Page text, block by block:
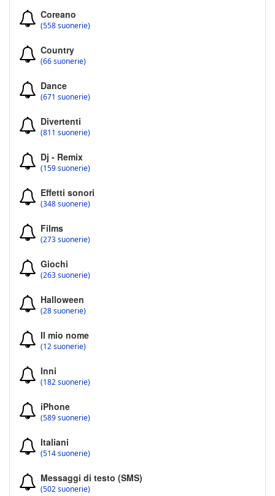
Coreano
(558 suonerie)
Country
(66 suonerie)
Dance
(671 suonerie)
Divertenti
(811 suonerie)
Dj - Remix
(159 suonerie)
Effetti sonori
(348 suonerie)
Films
(273 suonerie)
Giochi
(263 suonerie)
Halloween
(28 suonerie)
Il mio nome
(12 suonerie)
Inni
(182 suonerie)
iPhone
(589 suonerie)
Italiani
(514 suonerie)
Messaggi di testo (SMS)
(502 suonerie)